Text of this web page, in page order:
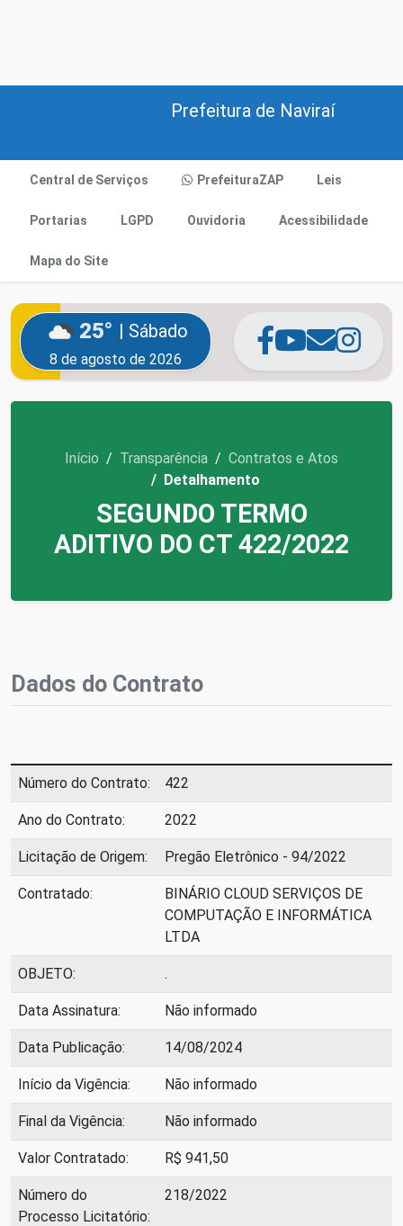
Prefeitura de Naviraí
Central de Serviços PrefeituraZAP Leis
Portarias LGPD Ouvidoria Acessibilidade
Mapa do Site
25° | Sábado
8 de agosto de 2026
Início Transparência
Contratos e Atos
Detalhamento
SEGUNDO TERMO
ADITIVO DO CT 422/2022
Dados do Contrato
Número do Contrato: 422
Ano do Contrato: 2022
Licitação de Origem: Pregão Eletrônico - 94/2022
Contratado:
BINÁRIO CLOUD SERVIÇOS DE
COMPUTAÇÃO E INFORMÁTICA
LTDA
OBJETO: .
Data Assinatura: Não informado
Data Publicação: 14/08/2024
Início da Vigência: Não informado
Final da Vigência: Não informado
Valor Contratado: R$ 941,50
Número do
Processo Licitatório:
218/2022